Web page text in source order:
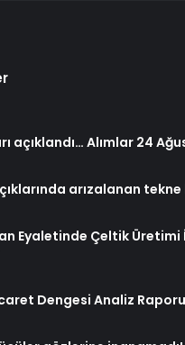
açıklandı… Alımlar 24
arızalanan tekne
Eyaletinde Çeltik Üretimi
Dengesi Analiz